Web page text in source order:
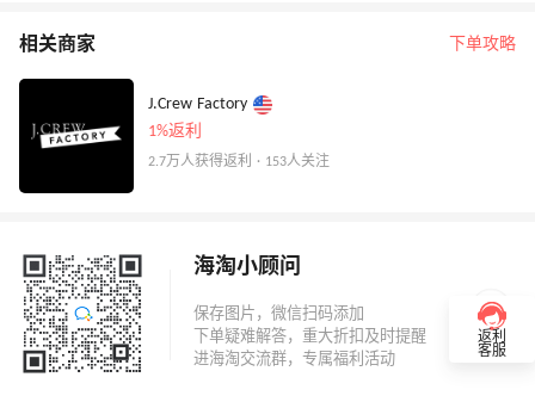
相关商家 下单攻略
J.Crew Factory
1%返利
2.7万人获得返利 · 153人关注
海淘小顾问
返利
客服